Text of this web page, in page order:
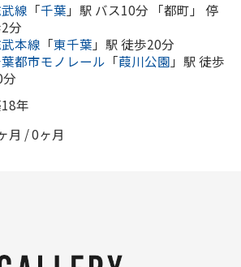
線 「千葉 」駅 バス10分 「都町」 停
分
本線 「東千葉 」駅 徒歩20分
都市モノレール 「葭川公園 」駅 徒歩
年
月 /0ヶ月